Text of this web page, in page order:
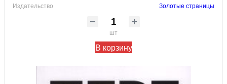
Издательство
Золотые страницы
шт
В корзину